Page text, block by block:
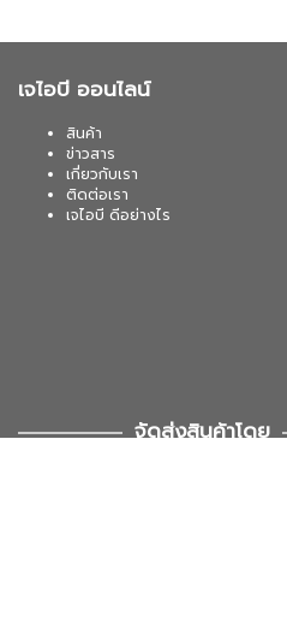
เจไอบี ออนไลน์
สินค้า
ข่าวสาร
เกี่ยวกับเรา
ติดต่อเรา
เจไอบี ดีอย่างไร
จัดส่งสินค้าโดย